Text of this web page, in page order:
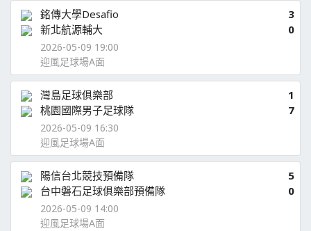
銘傳大學Desafio
3
新北航源輔大
0
2026-05-09 19:00
迎風足球場A面
灣島足球俱樂部
1
桃園國際男子足球隊
7
2026-05-09 16:30
迎風足球場A面
陽信台北競技預備隊
5
台中磐石足球俱樂部預備隊
0
2026-05-09 14:00
迎風足球場A面